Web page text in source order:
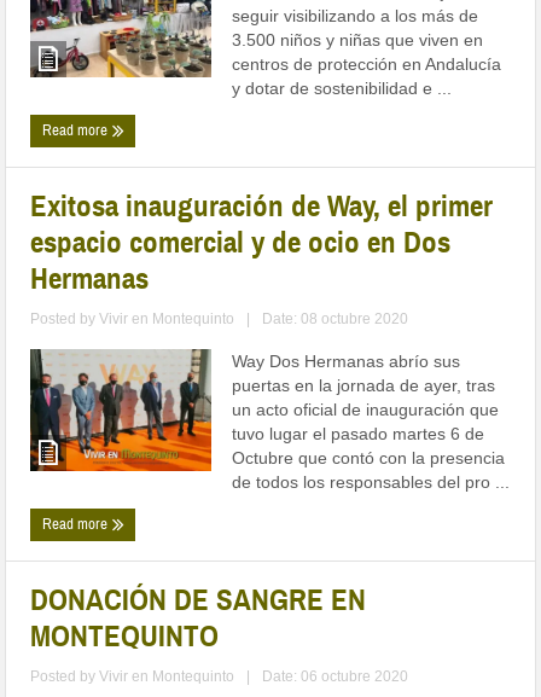
seguir visibilizando a los más de
3.500 niños y niñas que viven en
centros de protección en Andalucía
y dotar de sostenibilidad e ...
Read more
Exitosa inauguración de Way, el primer
espacio comercial y de ocio en Dos
Hermanas
Posted byVivir en Montequinto Date: 08 octubre 2020
Way Dos Hermanas abrío sus
puertas en la jornada de ayer, tras
un acto oficial de inauguración que
tuvo lugar el pasado martes 6 de
Octubre que contó con la presencia
de todos los responsables del pro ...
Read more
DONACIÓN DE SANGRE EN
MONTEQUINTO
Posted byVivir en Montequinto Date: 06 octubre 2020